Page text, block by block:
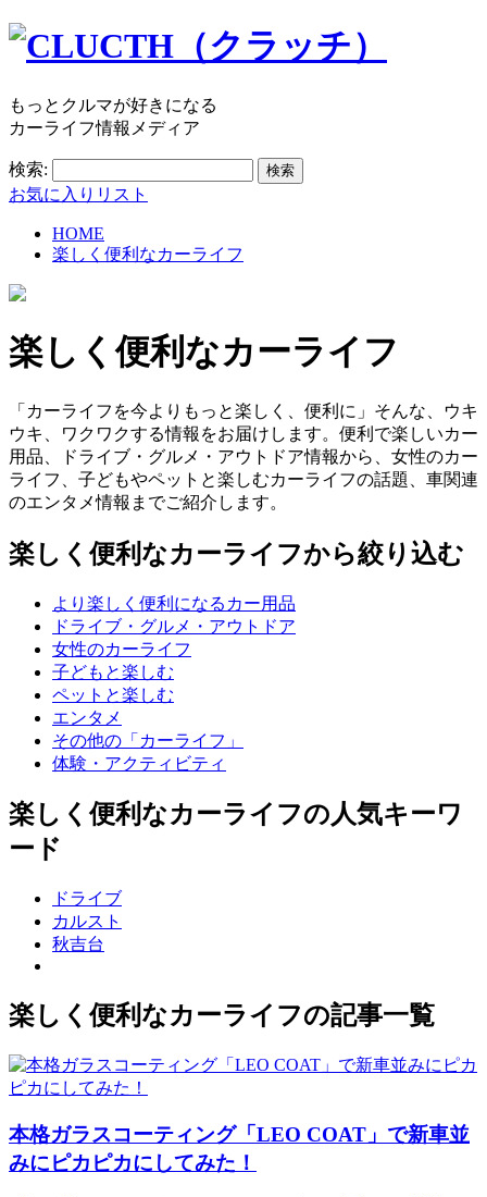
もっとクルマが好きになる
カーライフ情報メディア
検索:
お気に入りリスト
HOME
楽しく便利なカーライフ
楽しく便利なカーライフ
「カーライフを今よりもっと楽しく、便利に」そんな、ウキ
ウキ、ワクワクする情報をお届けします。便利で楽しいカー
用品、ドライブ・グルメ・アウトドア情報から、女性のカー
ライフ、子どもやペットと楽しむカーライフの話題、車関連
のエンタメ情報までご紹介します。
楽しく便利なカーライフから絞り込む
より楽しく便利になるカー用品
ドライブ・グルメ・アウトドア
女性のカーライフ
子どもと楽しむ
ペットと楽しむ
エンタメ
その他の「カーライフ」
体験・アクティビティ
楽しく便利なカーライフの人気キーワ
ード
ドライブ
カルスト
秋吉台
楽しく便利なカーライフの記事一覧
本格ガラスコーティング「LEO COAT」で新車並
みにピカピカにしてみた！